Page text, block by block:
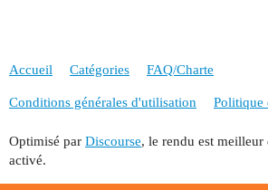
Accueil Catégories FAQ/Charte
Conditions générales d'utilisation Politique
Optimisé par Discourse, le rendu est meilleur
activé.